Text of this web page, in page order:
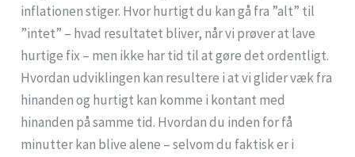
inflationen stiger. Hvor hurtigt du kan gå fra ”alt” til
”intet” – hvad resultatet bliver, når vi prøver at lave
hurtige fix – men ikke har tid til at gøre det ordentligt.
Hvordan udviklingen kan resultere i at vi glider væk fra
hinanden og hurtigt kan komme i kontant med
hinanden på samme tid. Hvordan du inden for få
minutter kan blive alene – selvom du faktisk er i